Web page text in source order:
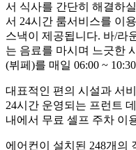
서 식사를 간단히 해결하
서 24시간 룸서비스를 이
스낵이 제공됩니다. 바/라
는 음료를 마시며 느긋한
(뷔페)를 매일 06:00 ~
대표적인 편의 시설과 서
24시간 운영되는 프런트
내에서 무료 셀프 주차 이
에어컨이 설치된 248개의